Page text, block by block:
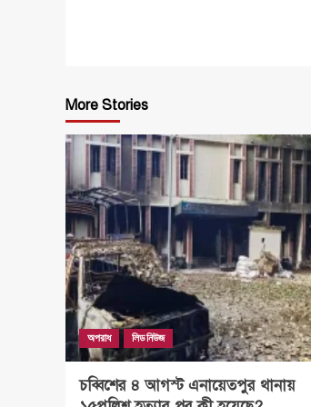
More Stories
অপরাধ লিড নিউজ
চব্বিশের ৪ আগস্ট এনায়েতপুর থানায়